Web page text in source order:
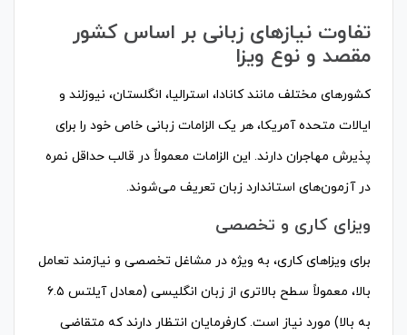
تفاوت نیازهای زبانی بر اساس کشور
مقصد و نوع ویزا
کشورهای مختلف مانند کانادا، استرالیا، انگلستان، نیوزلند و
ایالات متحده آمریکا، هر یک الزامات زبانی خاص خود را برای
پذیرش مهاجران دارند. این الزامات معمولاً در قالب حداقل نمره
در آزمون‌های استاندارد زبان تعریف می‌شوند.
ویزای کاری و تخصصی
برای ویزاهای کاری، به ویژه در مشاغل تخصصی و نیازمند تعامل
بالا، معمولاً سطح بالاتری از زبان انگلیسی (معادل آیلتس ۶.۵
به بالا) مورد نیاز است. کارفرمایان انتظار دارند که متقاضی